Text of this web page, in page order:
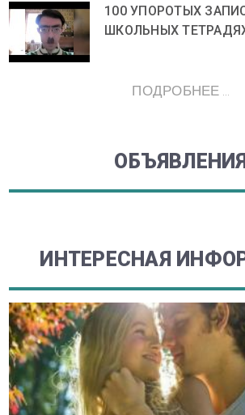
100 УПОРОТЫХ
ШКОЛЬНЫХ
ПОДРОБНЕЕ ...
ОБЪЯВЛЕНИЯ
ИНТЕРЕСНАЯ